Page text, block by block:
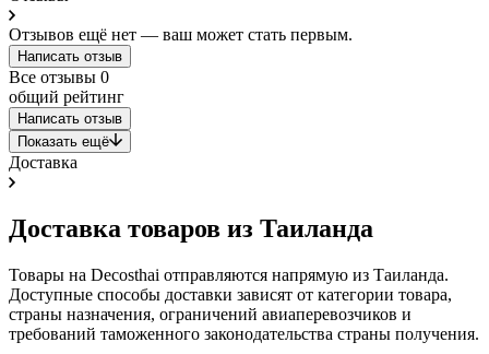
Отзывов ещё нет — ваш может стать первым.
Написать отзыв
Все отзывы 0
общий рейтинг
Написать отзыв
Показать ещё
Доставка
Доставка товаров из Таиланда
Товары на Decosthai отправляются напрямую из Таиланда.
Доступные способы доставки зависят от категории товара,
страны назначения, ограничений авиаперевозчиков и
требований таможенного законодательства страны получения.